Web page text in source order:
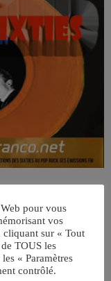
pour vous
vos
cliquant sur « Tout
TOUS les
« Paramètres
contrôlé.